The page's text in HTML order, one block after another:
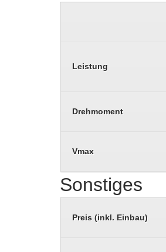
Leistung
Drehmoment
Vmax
Sonstiges
Preis (inkl. Einbau)